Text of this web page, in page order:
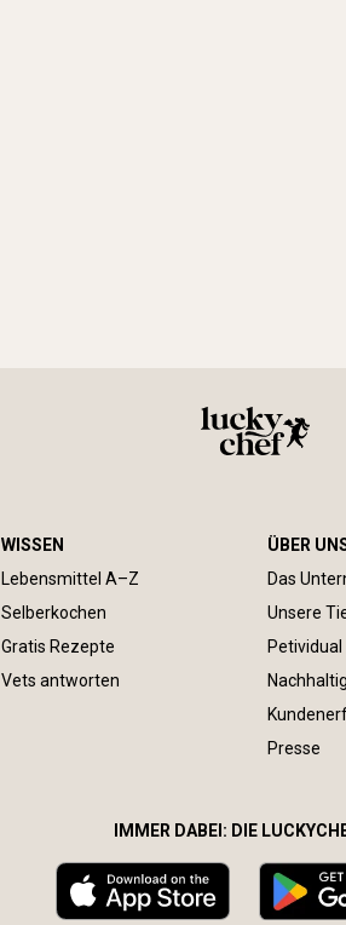
WISSEN
Lebensmittel A–Z
Selberkochen
Gratis Rezepte
Vets antworten
ÜBER
Das
Unsere
Petividual
Presse
IMMER DABEI: DIE